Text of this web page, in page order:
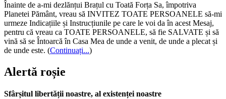
Înainte de a-mi dezlănțui Brațul cu Toată Forța Sa, împotriva
Planetei Pământ, vreau să INVITEZ TOATE PERSOANELE să-mi
urmeze Indicațiile și Instrucțiunile pe care le voi da în acest Mesaj,
pentru că vreau ca TOATE PERSOANELE, să fie SALVATE și să
vină să se Întoarcă în Casa Mea de unde a venit, de unde a plecat și
de unde este. (Continuați...)
Alertă roșie
Sfârșitul libertății noastre, al existenței noastre